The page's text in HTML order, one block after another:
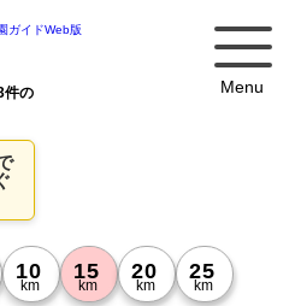
Menu
ガイドWeb版
件の